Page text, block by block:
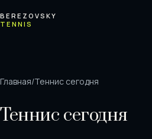
BEREZOVSKY
TENNIS
Главная/Теннис сегодня
Теннис сегодня